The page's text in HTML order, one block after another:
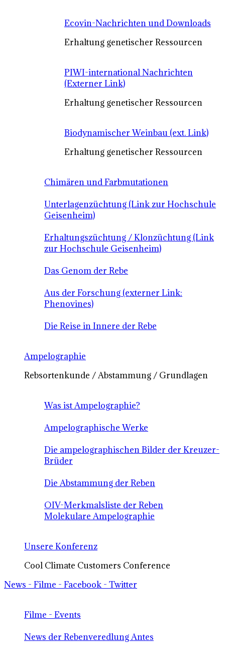
Ecovin-Nachrichten und Downloads
Erhaltung genetischer Ressourcen
PIWI-international Nachrichten
(Externer Link)
Erhaltung genetischer Ressourcen
Biodynamischer Weinbau (ext. Link)
Erhaltung genetischer Ressourcen
Chimären und Farbmutationen
Unterlagenzüchtung (Link zur Hochschule
Geisenheim)
Erhaltungszüchtung / Klonzüchtung (Link
zur Hochschule Geisenheim)
Das Genom der Rebe
Aus der Forschung (externer Link:
Phenovines)
Die Reise in Innere der Rebe
Ampelographie
Rebsortenkunde / Abstammung / Grundlagen
Was ist Ampelographie?
Ampelographische Werke
Die ampelographischen Bilder der Kreuzer-
Brüder
Die Abstammung der Reben
OIV-Merkmalsliste der Reben
Molekulare Ampelographie
Unsere Konferenz
Cool Climate Customers Conference
News - Filme - Facebook - Twitter
Filme - Events
News der Rebenveredlung Antes